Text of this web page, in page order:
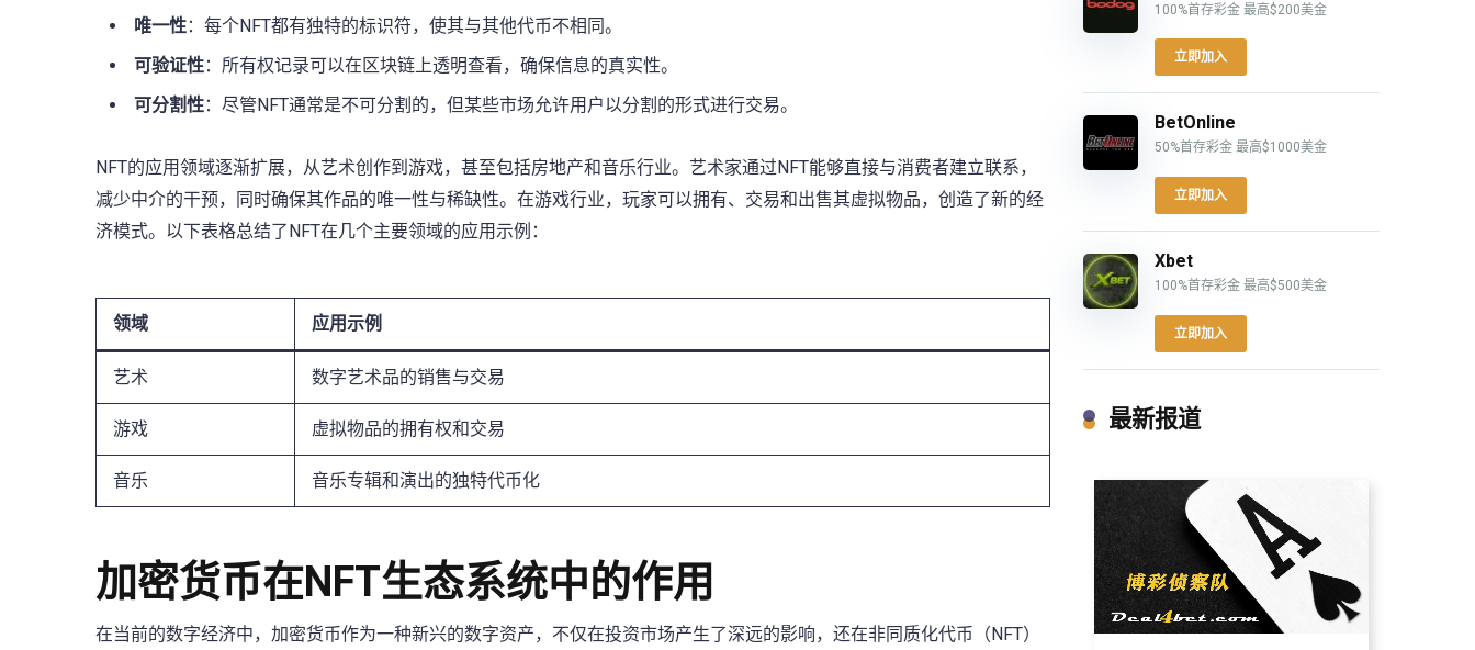
唯一性：每个NFT都有独特的标识符，使其与其他代币不相同。
可验证性：所有权记录可以在区块链上透明查看，确保信息的真实性。
可分割性：尽管NFT通常是不可分割的，但某些市场允许用户以分割的形式进行交易。
NFT的应用领域逐渐扩展，从艺术创作到游戏，甚至包括房地产和音乐行业。艺术家通过NFT能够直接与消费者建立联系，
减少中介的干预，同时确保其作品的唯一性与稀缺性。在游戏行业，玩家可以拥有、交易和出售其虚拟物品，创造了新的经
济模式。以下表格总结了NFT在几个主要领域的应用示例：
领域 应用示例
艺术 数字艺术品的销售与交易
游戏 虚拟物品的拥有权和交易
音乐 音乐专辑和演出的独特代币化
加密货币在NFT生态系统中的作用
在当前的数字经济中，加密货币作为一种新兴的数字资产，不仅在投资市场产生了深远的影响，还在非同质化代币（NFT）
100%首存彩金 最高$200美金
立即加入
BetOnline
50%首存彩金 最高$1000美金
立即加入
Xbet
100%首存彩金 最高$500美金
立即加入
最新报道